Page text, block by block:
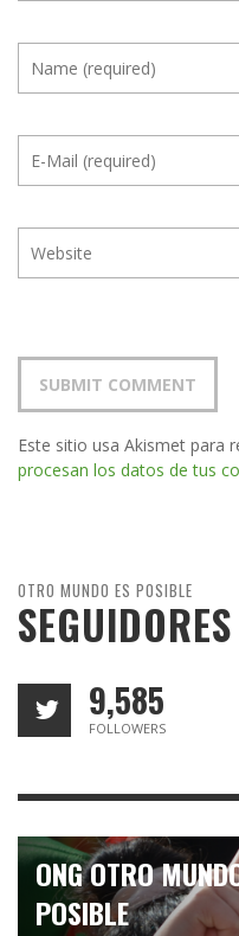
Este sitio usa Akismet para
procesan los datos de tus
OTRO MUNDO ES POSIBLE
SEGUIDORES
9,585
FOLLOWERS
ONG OTRO
POSIBLE